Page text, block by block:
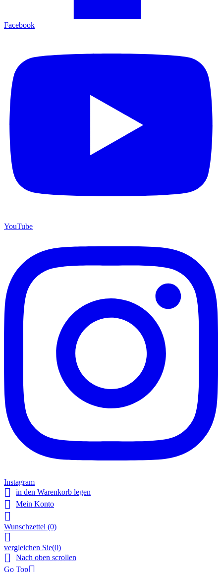
Facebook
YouTube
Instagram
 in den Warenkorb legen
 Mein Konto

Wunschzettel (0)

vergleichen Sie(0)

Nach oben scrollen
Go Top